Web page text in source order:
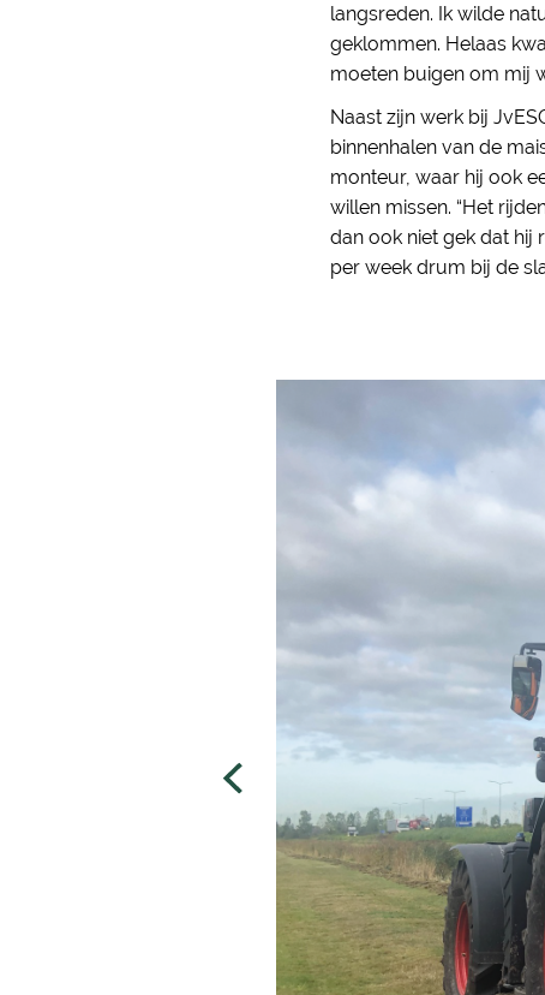
langsreden. Ik wilde
geklommen. Helaas
moeten buigen om mij
Naast zijn werk bij
binnenhalen van de
monteur, waar hij ook
willen missen. “Het
dan ook niet gek dat hij
per week drum bij de